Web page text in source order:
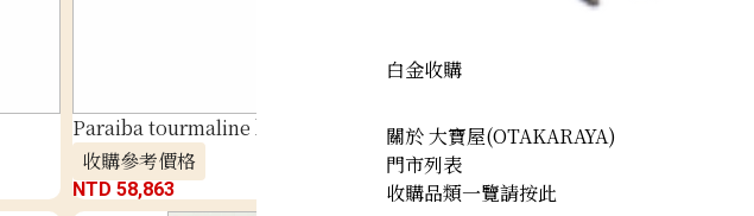
Paraiba tourmaline brooch 0.95 ct
收購參考價格
NTD 58,863
白金收購
關於 大寶屋(OTAKARAYA)
門市列表
收購品類一覽請按此